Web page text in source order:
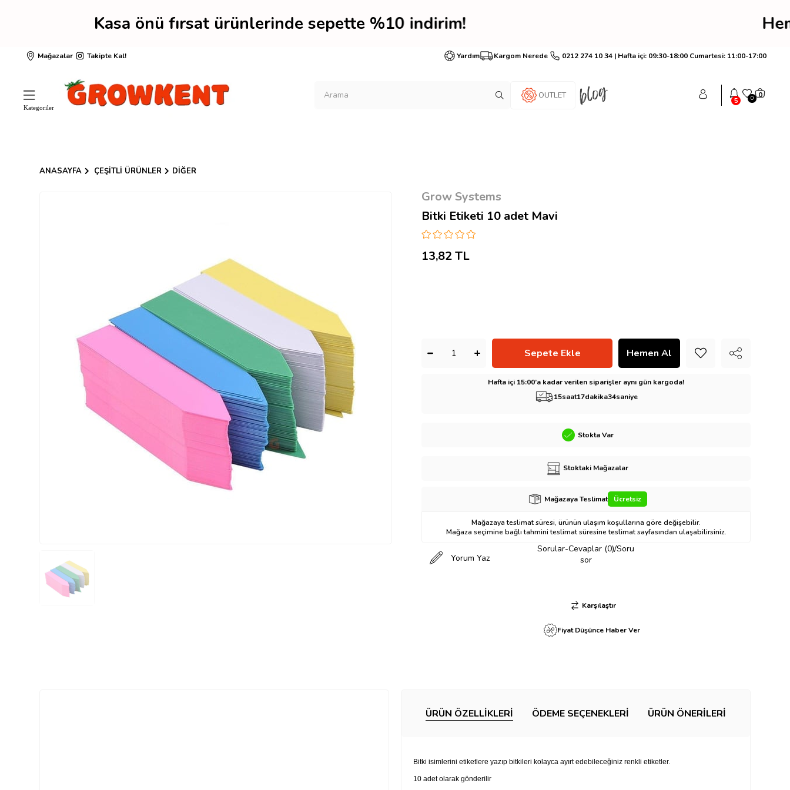
Kasa önü fırsat ürünlerinde sepette %10 indirim! Hemen üye ol
Mağazalar Takipte Kal! Yardım Kargom Nerede 0212 274 10 34 | Hafta içi: 09:30-18:00 Cumartesi: 11:00-17:00
OUTLET
5 0 0
ANASAYFA ÇEŞITLI ÜRÜNLER DIĞER
Grow Systems
Bitki Etiketi 10 adet Mavi
13,82 TL
Hafta içi 15:00’a kadar verilen siparişler aynı gün kargoda!
15saat17dakika33saniye
Stokta Var
Stoktaki Mağazalar
Mağazaya Teslimat Ücretsiz
Mağazaya teslimat süresi, ürünün ulaşım koşullarına göre değişebilir.
Mağaza seçimine bağlı tahmini teslimat süresine teslimat sayfasından ulaşabilirsiniz.
Yorum Yaz
Sorular-Cevaplar (0)/Soru
sor
Karşılaştır
Fiyat Düşünce Haber Ver
ÜRÜN ÖZELLIKLERI ÖDEME SEÇENEKLERI ÜRÜN ÖNERILERI
Bitki isimlerini etiketlere yazıp bitkileri kolayca ayırt edebileceğiniz renkli etiketler.
10 adet olarak gönderilir